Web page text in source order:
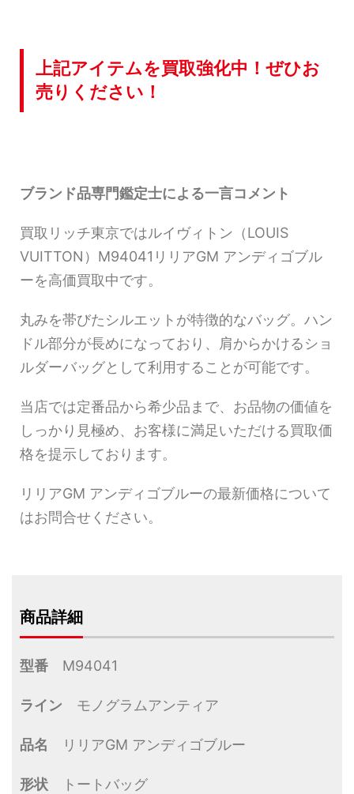
上記アイテムを買取強化中！ぜひお
売りください！
ブランド品専門鑑定士による一言コメント
買取リッチ東京ではルイヴィトン（LOUIS
VUITTON）M94041リリアGM アンディゴブル
ーを高価買取中です。
丸みを帯びたシルエットが特徴的なバッグ。ハン
ドル部分が長めになっており、肩からかけるショ
ルダーバッグとして利用することが可能です。
当店では定番品から希少品まで、お品物の価値を
しっかり見極め、お客様に満足いただける買取価
格を提示しております。
リリアGM アンディゴブルーの最新価格について
はお問合せください。
商品詳細
型番 M94041
ライン モノグラムアンティア
品名 リリアGM アンディゴブルー
形状 トートバッグ